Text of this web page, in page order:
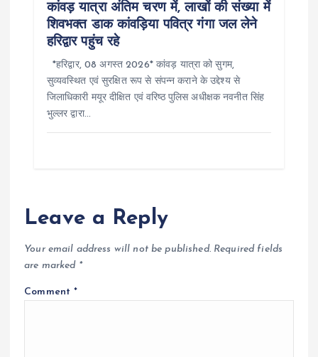
कांवड़ यात्रा अंतिम चरण में, लाखों की संख्या में
शिवभक्त डाक कांवड़िया पवित्र गंगा जल लेने
हरिद्वार पहुंच रहे
*हरिद्वार, 08 अगस्त 2026* कांवड़ यात्रा को सुगम,
सुव्यवस्थित एवं सुरक्षित रूप से संपन्न कराने के उद्देश्य से
जिलाधिकारी मयूर दीक्षित एवं वरिष्ठ पुलिस अधीक्षक नवनीत सिंह
भुल्लर द्वारा…
Leave a Reply
Your email address will not be published. Required fields
are marked *
Comment*